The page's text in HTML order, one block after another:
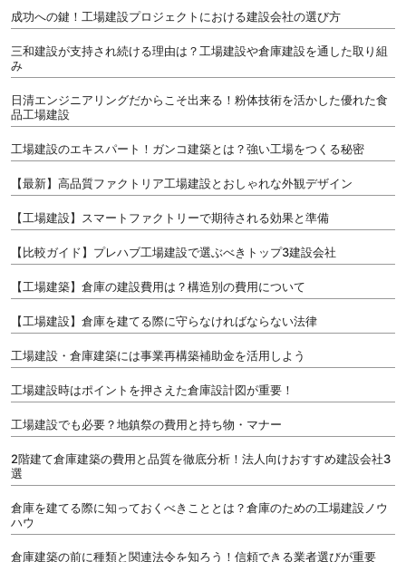
成功への鍵！工場建設プロジェクトにおける建設会社の選び方
三和建設が支持され続ける理由は？工場建設や倉庫建設を通した取り組
み
日清エンジニアリングだからこそ出来る！粉体技術を活かした優れた食
品工場建設
工場建設のエキスパート！ガンコ建築とは？強い工場をつくる秘密
【最新】高品質ファクトリア工場建設とおしゃれな外観デザイン
【工場建設】スマートファクトリーで期待される効果と準備
【比較ガイド】プレハブ工場建設で選ぶべきトップ3建設会社
【工場建築】倉庫の建設費用は？構造別の費用について
【工場建設】倉庫を建てる際に守らなければならない法律
工場建設・倉庫建築には事業再構築補助金を活用しよう
工場建設時はポイントを押さえた倉庫設計図が重要！
工場建設でも必要？地鎮祭の費用と持ち物・マナー
2階建て倉庫建築の費用と品質を徹底分析！法人向けおすすめ建設会社3
選
倉庫を建てる際に知っておくべきこととは？倉庫のための工場建設ノウ
ハウ
倉庫建築の前に種類と関連法令を知ろう！信頼できる業者選びが重要